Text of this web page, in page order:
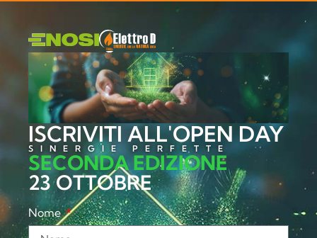
ISCRIVITI ALL'OPEN DAY
SINERGIE PERFETTE
SECONDA EDIZIONE
23 OTTOBRE
Nome